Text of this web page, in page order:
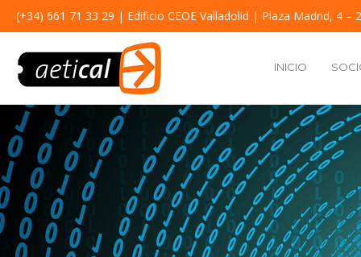
(+34) 661 71 33 29 | Edificio CEOE Valladolid | Plaza Madrid, 4 –
INICIO